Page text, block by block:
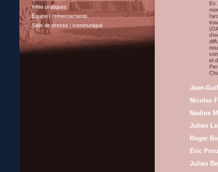
Infos pratiques
Équipe | remerciements
Salle de presse|communiqué
En
et
Jean-
Nicolas
Nadine
Julien
Roger
Eric
Julien